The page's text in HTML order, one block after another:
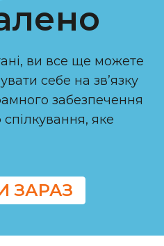
ви все ще можете
себе на зв’язку
забезпечення
яке
ЗАРАЗ